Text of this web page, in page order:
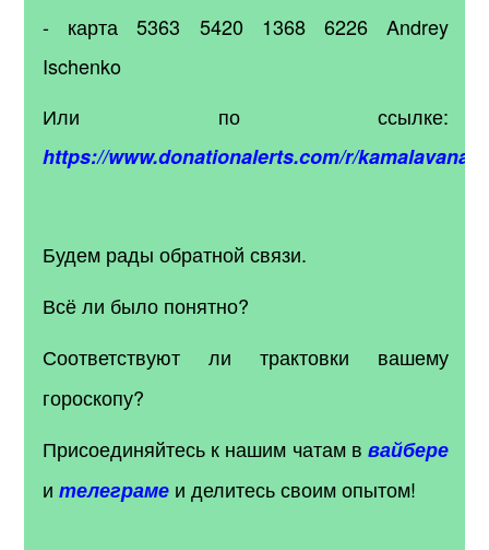
- карта 5363 5420 1368 6226 Andrey
Ischenko
Или по ссылке:
https://www.donationalerts.com/r/kamalavana
Будем рады обратной связи.
Всё ли было понятно?
Соответствуют ли трактовки вашему
гороскопу?
Присоединяйтесь к нашим чатам в вайбере
ителеграме и делитесь своим опытом!